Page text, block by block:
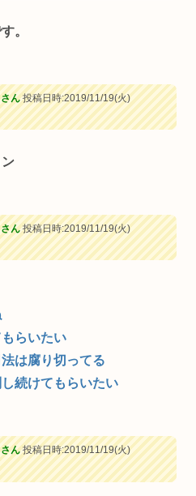
。
ん投稿日時:2019/11/19(火)
ん投稿日時:2019/11/19(火)
らいたい
は腐り切ってる
続けてもらいたい
ん投稿日時:2019/11/19(火)